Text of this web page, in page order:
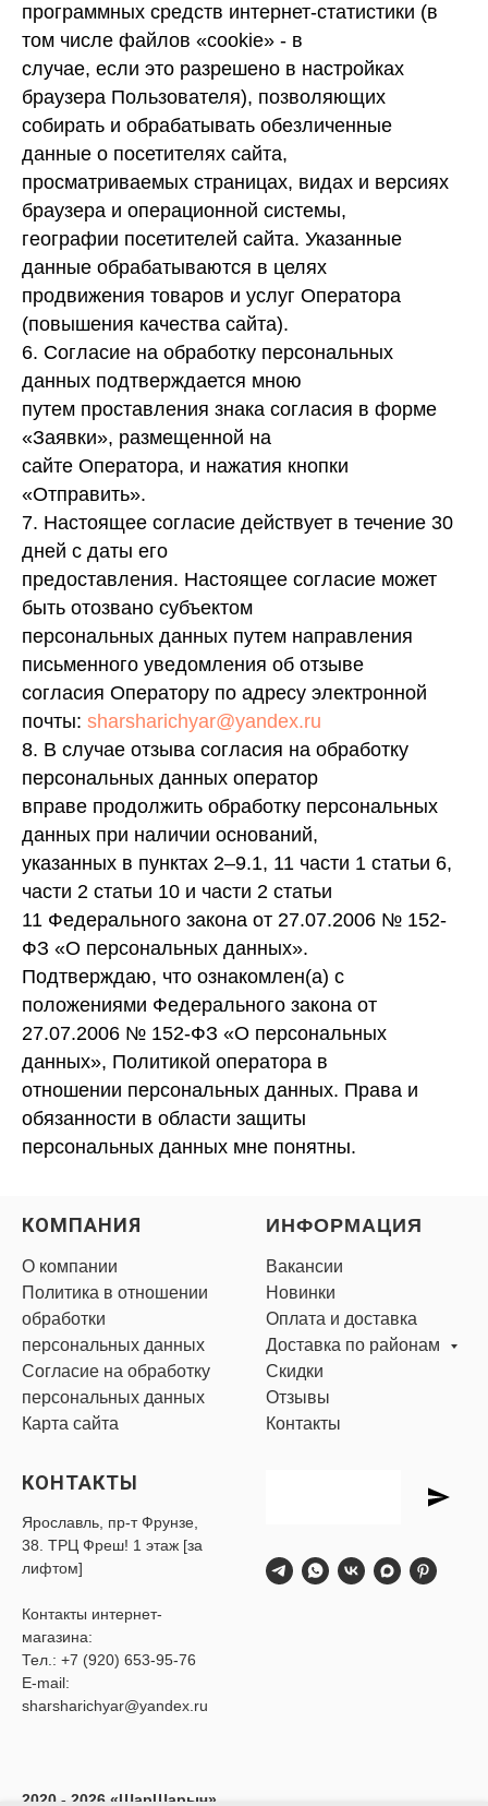
программных средств интернет-статистики (в
том числе файлов «cookie» - в
случае, если это разрешено в настройках
браузера Пользователя), позволяющих
собирать и обрабатывать обезличенные
данные о посетителях сайта,
просматриваемых страницах, видах и версиях
браузера и операционной системы,
географии посетителей сайта. Указанные
данные обрабатываются в целях
продвижения товаров и услуг Оператора
(повышения качества сайта).
6. Согласие на обработку персональных
данных подтверждается мною
путем проставления знака согласия в форме
«Заявки», размещенной на
сайте Оператора, и нажатия кнопки
«Отправить».
7. Настоящее согласие действует в течение 30
дней с даты его
предоставления. Настоящее согласие может
быть отозвано субъектом
персональных данных путем направления
письменного уведомления об отзыве
согласия Оператору по адресу электронной
почты: sharsharichyar@yandex.ru
8. В случае отзыва согласия на обработку
персональных данных оператор
вправе продолжить обработку персональных
данных при наличии оснований,
указанных в пунктах 2–9.1, 11 части 1 статьи 6,
части 2 статьи 10 и части 2 статьи
11 Федерального закона от 27.07.2006 № 152-
ФЗ «О персональных данных».
Подтверждаю, что ознакомлен(а) с
положениями Федерального закона от
27.07.2006 № 152-ФЗ «О персональных
данных», Политикой оператора в
отношении персональных данных. Права и
обязанности в области защиты
персональных данных мне понятны.
КОМПАНИЯ
О компании
Политика в отношении
обработки
персональных данных
Согласие на обработку
персональных данных
Карта сайта
ИНФОРМАЦИЯ
Вакансии
Новинки
Оплата и доставка
Доставка по районам
Скидки
Отзывы
Контакты
КОНТАКТЫ
Ярославль, пр-т Фрунзе,
38. ТРЦ Фреш! 1 этаж [за
лифтом]
Контакты интернет-
магазина:
Тел.: +7 (920) 653-95-76
E-mail:
sharsharichyar@yandex.ru
2020 - 2026 «ШарШарыч»